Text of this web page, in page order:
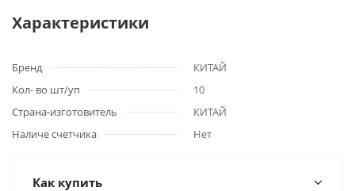
Характеристики
Бренд
КИТАЙ
Кол- во шт/уп
10
Страна-изготовитель
КИТАЙ
Наличе счетчика
Нет
Как купить